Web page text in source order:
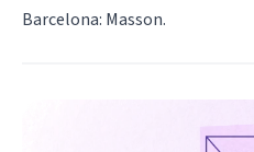
Barcelona: Masson.